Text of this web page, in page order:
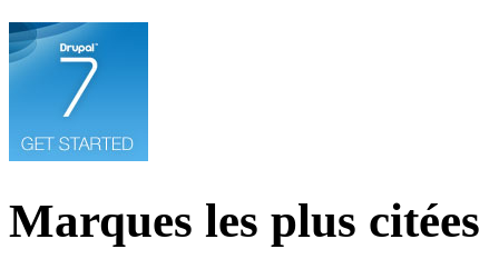
Marques les plus citées